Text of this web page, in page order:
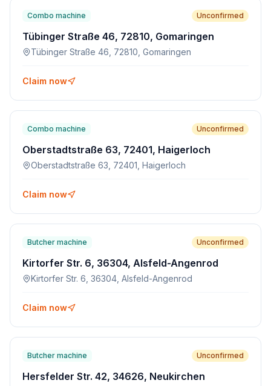
Combo machine Unconfirmed
Tübinger Straße 46, 72810, Gomaringen
Tübinger Straße 46, 72810, Gomaringen
Claim now
Combo machine Unconfirmed
Oberstadtstraße 63, 72401, Haigerloch
Oberstadtstraße 63, 72401, Haigerloch
Claim now
Butcher machine Unconfirmed
Kirtorfer Str. 6, 36304, Alsfeld-Angenrod
Kirtorfer Str. 6, 36304, Alsfeld-Angenrod
Claim now
Butcher machine Unconfirmed
Hersfelder Str. 42, 34626, Neukirchen